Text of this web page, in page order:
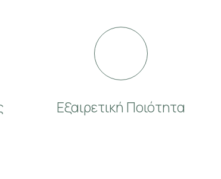
Εξαιρετική Ποιότητα